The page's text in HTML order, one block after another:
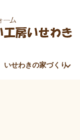
いせわきの家づくり